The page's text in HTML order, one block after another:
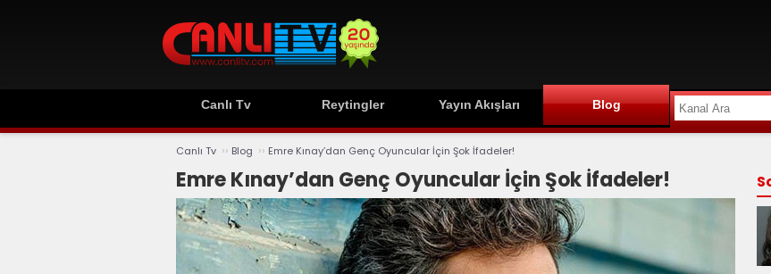
Canlı Tv Reytingler Yayın Akışları Blog
Canlı Tv ›› Blog ›› Emre Kınay’dan Genç Oyuncular İçin Şok İfadeler!
Emre Kınay’dan Genç Oyuncular İçin Şok İfadeler!